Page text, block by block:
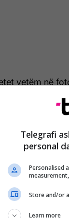
vetëm në
më
kujtojnë
e
të jenë
përthithin
situatat e
së tyre. Këto
Telegrafi
personal
Personalised
Store and/or
Learn more